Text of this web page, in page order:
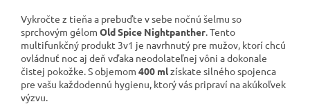
Vykročte z tieňa a prebuďte v sebe nočnú šelmu so
sprchovým gélom Old Spice Nightpanther. Tento
multifunkčný produkt 3v1 je navrhnutý pre mužov, ktorí chcú
ovládnuť noc aj deň vďaka neodolateľnej vôni a dokonale
čistej pokožke. S objemom 400 mlzískate silného spojenca
pre vašu každodennú hygienu, ktorý vás pripraví na akúkoľvek
výzvu.